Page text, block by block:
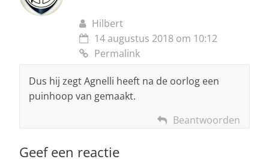
Hilbert
14 augustus 2018 om 10:12
Permalink
Dus hij zegt Agnelli heeft na de oorlog een
puinhoop van gemaakt.
Beantwoorden
Geef een reactie